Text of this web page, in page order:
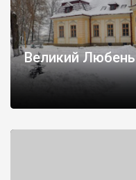
Великий Любень